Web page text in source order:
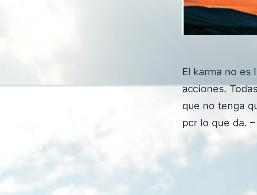
El karma no es
acciones.
que no tenga
por lo que da.